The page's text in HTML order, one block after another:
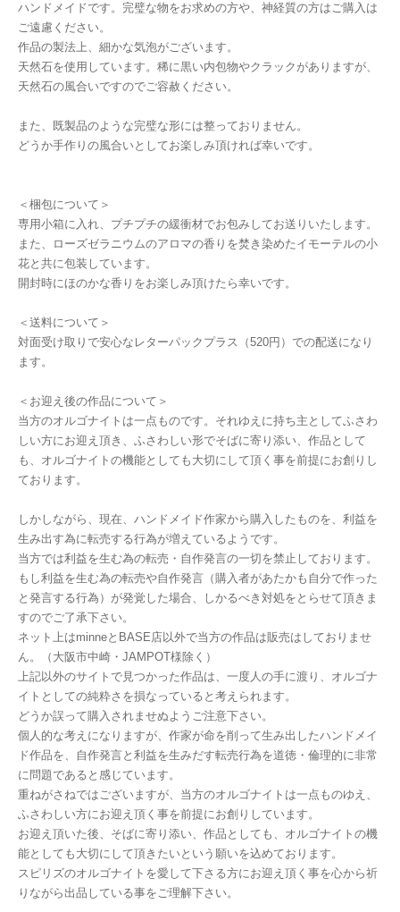
ハンドメイドです。完璧な物をお求めの方や、神経質の方はご購入は
ご遠慮ください。
作品の製法上、細かな気泡がございます。
天然石を使用しています。稀に黒い内包物やクラックがありますが、
天然石の風合いですのでご容赦ください。
また、既製品のような完璧な形には整っておりません。
どうか手作りの風合いとしてお楽しみ頂ければ幸いです。
＜梱包について＞
専用小箱に入れ、プチプチの緩衝材でお包みしてお送りいたします。
また、ローズゼラニウムのアロマの香りを焚き染めたイモーテルの小
花と共に包装しています。
開封時にほのかな香りをお楽しみ頂けたら幸いです。
＜送料について＞
対面受け取りで安心なレターパックプラス（520円）での配送になり
ます。
＜お迎え後の作品について＞
当方のオルゴナイトは一点ものです。それゆえに持ち主としてふさわ
しい方にお迎え頂き、ふさわしい形でそばに寄り添い、作品として
も、オルゴナイトの機能としても大切にして頂く事を前提にお創りし
ております。
しかしながら、現在、ハンドメイド作家から購入したものを、利益を
生み出す為に転売する行為が増えているようです。
当方では利益を生む為の転売・自作発言の一切を禁止しております。
もし利益を生む為の転売や自作発言（購入者があたかも自分で作った
と発言する行為）が発覚した場合、しかるべき対処をとらせて頂きま
すのでご了承下さい。
ネット上はminneとBASE店以外で当方の作品は販売はしておりませ
ん。（大阪市中崎・JAMPOT様除く）
上記以外のサイトで見つかった作品は、一度人の手に渡り、オルゴナ
イトとしての純粋さを損なっていると考えられます。
どうか誤って購入されませぬようご注意下さい。
個人的な考えになりますが、作家が命を削って生み出したハンドメイ
ド作品を、自作発言と利益を生みだす転売行為を道徳・倫理的に非常
に問題であると感じています。
重ねがさねではございますが、当方のオルゴナイトは一点ものゆえ、
ふさわしい方にお迎え頂く事を前提にお創りしています。
お迎え頂いた後、そばに寄り添い、作品としても、オルゴナイトの機
能としても大切にして頂きたいという願いを込めております。
スピリズのオルゴナイトを愛して下さる方にお迎え頂く事を心から祈
りながら出品している事をご理解下さい。